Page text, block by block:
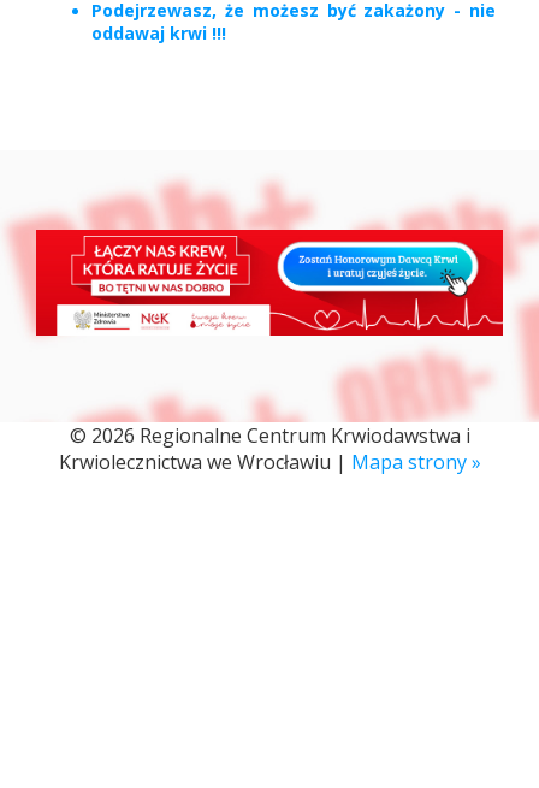
Podejrzewasz, że możesz być zakażony - nie
oddawaj krwi !!!
© 2026 Regionalne Centrum Krwiodawstwa i
Krwiolecznictwa we Wrocławiu | Mapa strony »